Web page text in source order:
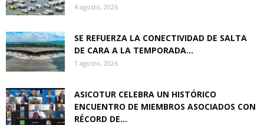
4 agosto, 2026
SE REFUERZA LA CONECTIVIDAD DE SALTA
DE CARA A LA TEMPORADA...
1 agosto, 2026
ASICOTUR CELEBRA UN HISTÓRICO
ENCUENTRO DE MIEMBROS ASOCIADOS CON
RÉCORD DE...